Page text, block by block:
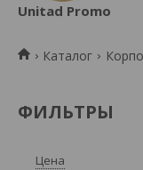
Unitad Promo
Каталог
ФИЛЬТРЫ
Цена